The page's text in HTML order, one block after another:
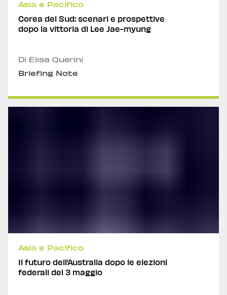
Asia e Pacifico
Corea del Sud: scenari e prospettive
dopo la vittoria di Lee Jae-myung
Di Elisa Querini
Briefing Note
Asia e Pacifico
Il futuro dell’Australia dopo le elezioni
federali del 3 maggio